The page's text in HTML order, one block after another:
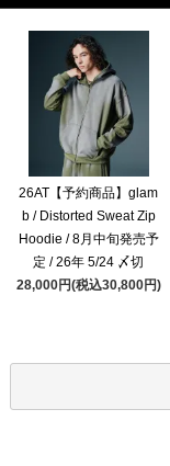
26AT【予約商品】glam
b / Distorted Sweat Zip
Hoodie / 8月中旬発売予
定 / 26年 5/24 〆切
28,000円(税込30,800円)